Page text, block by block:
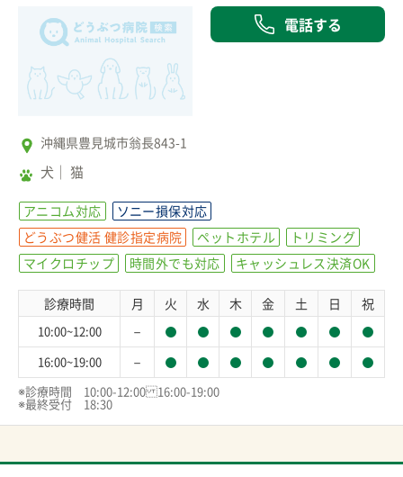
電話する
沖縄県豊見城市翁長843-1
犬 猫
アニコム対応
ソニー損保対応
どうぶつ健活 健診指定病院
ペットホテル
トリミング
マイクロチップ
時間外でも対応 キャッシュレス決済OK
診療時間 月 火 水 木 金 土 日 祝
10:00~12:00 －
16:00~19:00 －
※診療時間　10:00-12:0016:00-19:00
※最終受付　18:30